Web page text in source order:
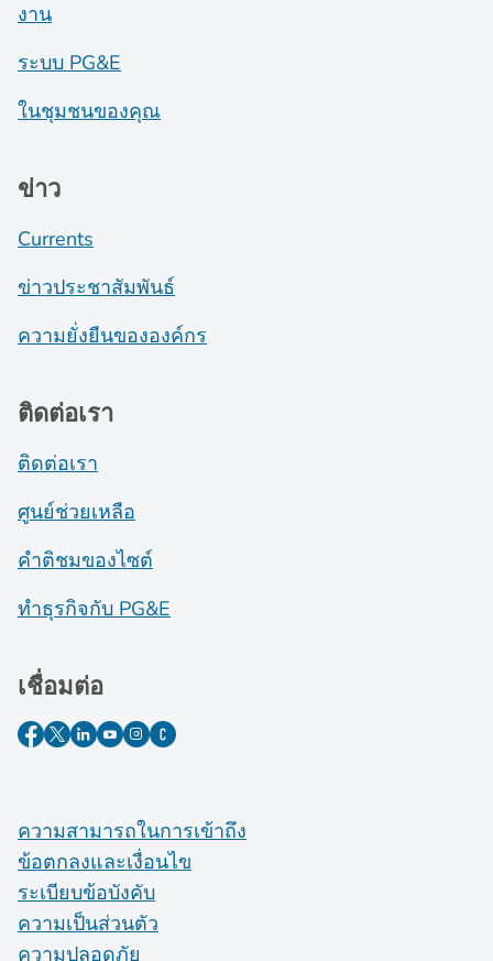
งาน
ระบบ PG&E
ในชุมชนของคุณ
ข่าว
Currents
ข่าวประชาสัมพันธ์
ความยั่งยืนขององค์กร
ติดต่อเรา
ติดต่อเรา
ศูนย์ช่วยเหลือ
คำติชมของไซต์
ทำธุรกิจกับ PG&E
เชื่อมต่อ
ความสามารถในการเข้าถึง
ข้อตกลงและเงื่อนไข
ระเบียบข้อบังคับ
ความเป็นส่วนตัว
ความปลอดภัย